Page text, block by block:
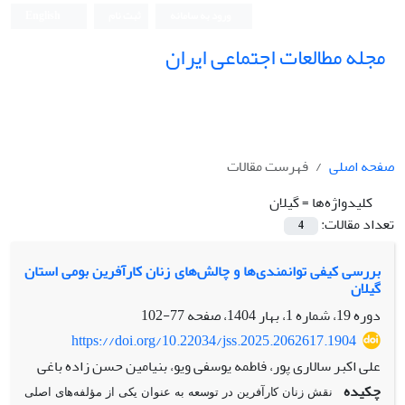
مجله مطالعات اجتماعی ایران
صفحه اصلی
فهرست مقالات
کلیدواژه‌ها =گیلان
تعداد مقالات:
4
بررسی کیفی توانمندی‌ها و چالش‌های زنان کارآفرین بومی استان
گیلان
دوره 19، شماره 1، بهار 1404، صفحه
77-102
https://doi.org/10.22034/jss.2025.2062617.1904
علی اکبر سالاری پور، فاطمه یوسفی ویو، بنیامین حسن زاده باغی
چکیده
نقش زنان کارآفرین در توسعه به عنوان یکی از مؤلفه‌های اصلی